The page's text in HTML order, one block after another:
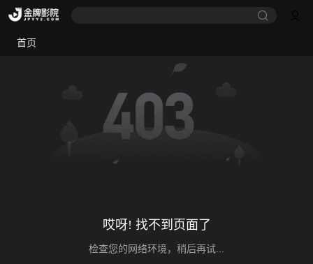
首页
哎呀! 找不到页面了
检查您的网络环境，稍后再试...